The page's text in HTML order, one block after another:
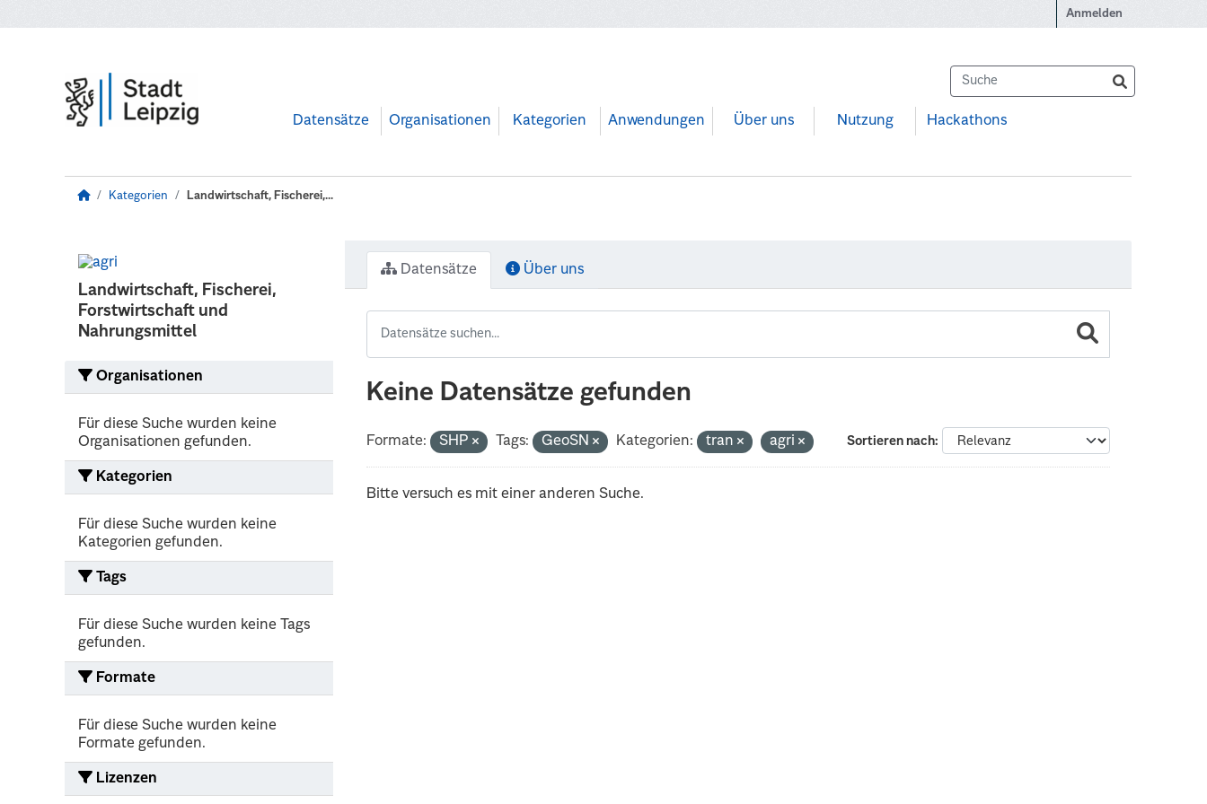
Anmelden
Datensätze Organisationen Kategorien Anwendungen Über uns Nutzung Hackathons
Kategorien Landwirtschaft, Fischerei,...
Landwirtschaft, Fischerei,
Forstwirtschaft und
Nahrungsmittel
Organisationen
Für diese Suche wurden keine
Organisationen gefunden.
Kategorien
Für diese Suche wurden keine
Kategorien gefunden.
Tags
Für diese Suche wurden keine Tags
gefunden.
Formate
Für diese Suche wurden keine
Formate gefunden.
Lizenzen
Datensätze Über uns
Keine Datensätze gefunden
Sortieren nach
Formate: SHP Tags: GeoSN Kategorien: tran agri
Bitte versuch es mit einer anderen Suche.